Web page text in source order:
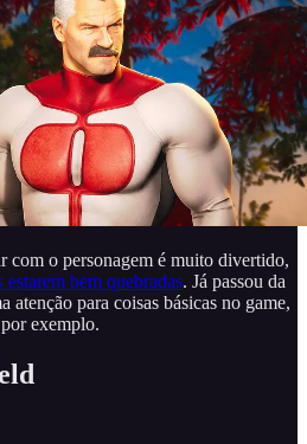
com o personagem é muito divertido,
estarem bem quebradas. Já passou da
atenção para coisas básicas no game,
exemplo.